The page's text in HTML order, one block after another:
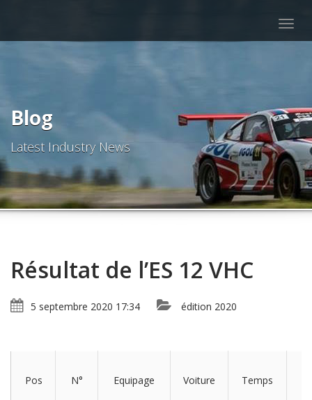
Blog
Latest Industry News
Résultat de l’ES 12 VHC
5 septembre 2020 17:34 édition 2020
Pos N° Equipage Voiture Temps